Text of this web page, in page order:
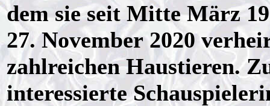
dem sie seit Mitte März
27. November 2020
zahlreichen Haustieren.
interessierte